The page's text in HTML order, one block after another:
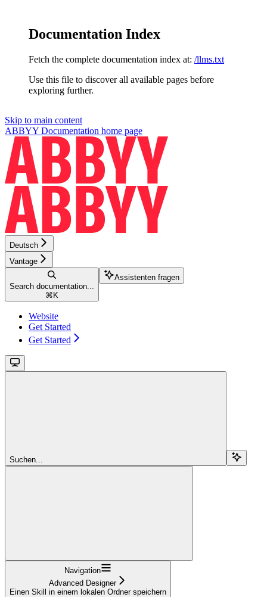
Documentation Index
Fetch the complete documentation index at: /llms.txt
Use this file to discover all available pages before
exploring further.
Skip to main content
ABBYY Documentation home page
Deutsch
Vantage
Search documentation...
⌘ K
Assistenten fragen
Website
Get Started
Get Started
Suchen...
Navigation
Advanced Designer
Einen Skill in einem lokalen Ordner speichern